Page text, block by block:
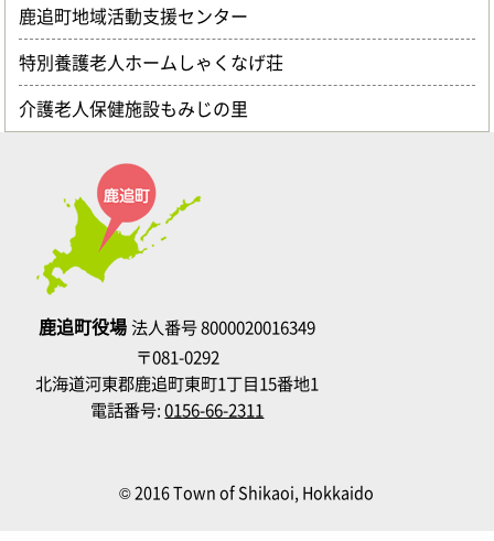
鹿追町地域活動支援センター
特別養護老人ホームしゃくなげ荘
介護老人保健施設もみじの里
鹿追町役場法人番号 8000020016349
〒081-0292
北海道河東郡鹿追町東町1丁目15番地1
電話番号:0156-66-2311
© 2016 Town of Shikaoi, Hokkaido